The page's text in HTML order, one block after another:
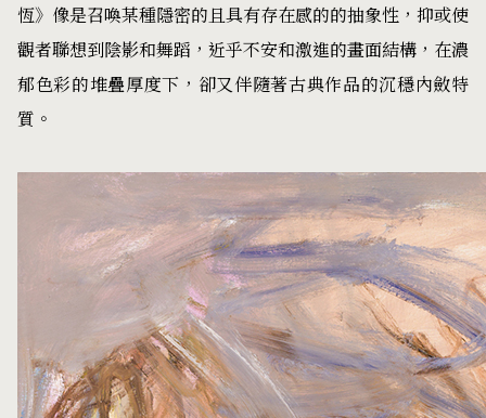
恆》像是召喚某種隱密的且具有存在感的的抽象性，抑或使
觀者聯想到陰影和舞蹈，近乎不安和激進的畫面結構，在濃
郁色彩的堆疊厚度下，卻又伴隨著古典作品的沉穩內斂特
質。